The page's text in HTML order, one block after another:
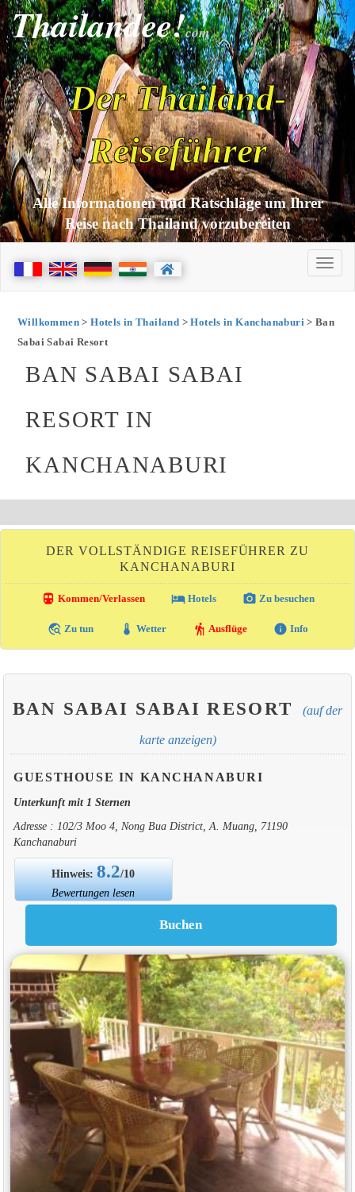
Thailandee!com
Der Thailand-
Reiseführer
Alle Informationen und Ratschläge um Ihrer
Reise nach Thailand vorzubereiten
Willkommen>Hotels in Thailand >Hotels in Kanchanaburi> Ban
Sabai Sabai Resort
BAN SABAI SABAI
RESORT IN
KANCHANABURI
DER VOLLSTÄNDIGE REISEFÜHRER ZU
KANCHANABURI
directions_transit Kommen/Verlassen local_hotelHotels photo_camera Zu besuchen
travel_explore Zu tun thermostat Wetter hiking Ausflüge info Info
BAN SABAI SABAI RESORT (auf der
karte anzeigen)
GUESTHOUSE IN KANCHANABURI
Unterkunft mit 1 Sternen
Adresse : 102/3 Moo 4, Nong Bua District, A. Muang, 71190
Kanchanaburi
Hinweis:8.2/10
Bewertungen lesen